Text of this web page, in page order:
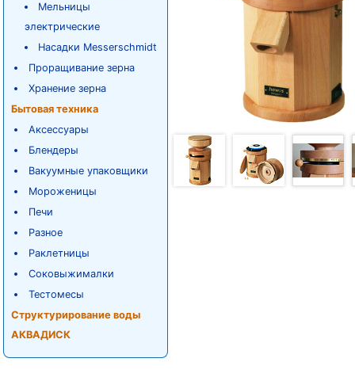
Мельницы
электрические
Насадки Messerschmidt
Проращивание зерна
Хранение зерна
Бытовая техника
Аксессуары
Блендеры
Вакуумные упаковщики
Мороженицы
Печи
Разное
Раклетницы
Соковыжималки
Тестомесы
Структурирование воды
АКВАДИСК